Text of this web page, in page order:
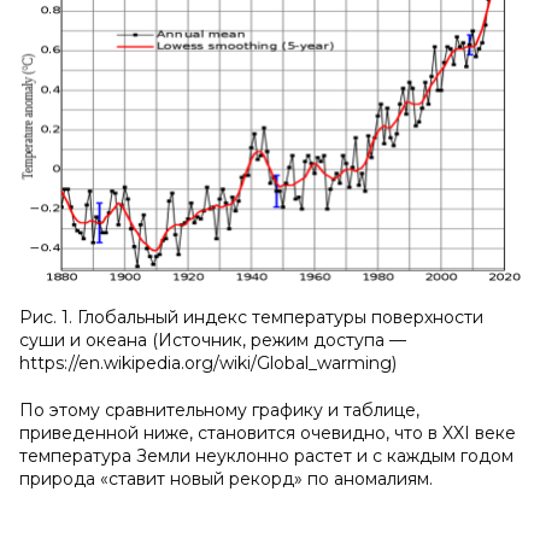
Рис. 1. Глобальный индекс температуры поверхности
суши и океана (Источник, режим доступа —
https://en.wikipedia.org/wiki/Global_warming)
По этому сравнительному графику и таблице,
приведенной ниже, становится очевидно, что в XXI веке
температура Земли неуклонно растет и с каждым годом
природа «ставит новый рекорд» по аномалиям.